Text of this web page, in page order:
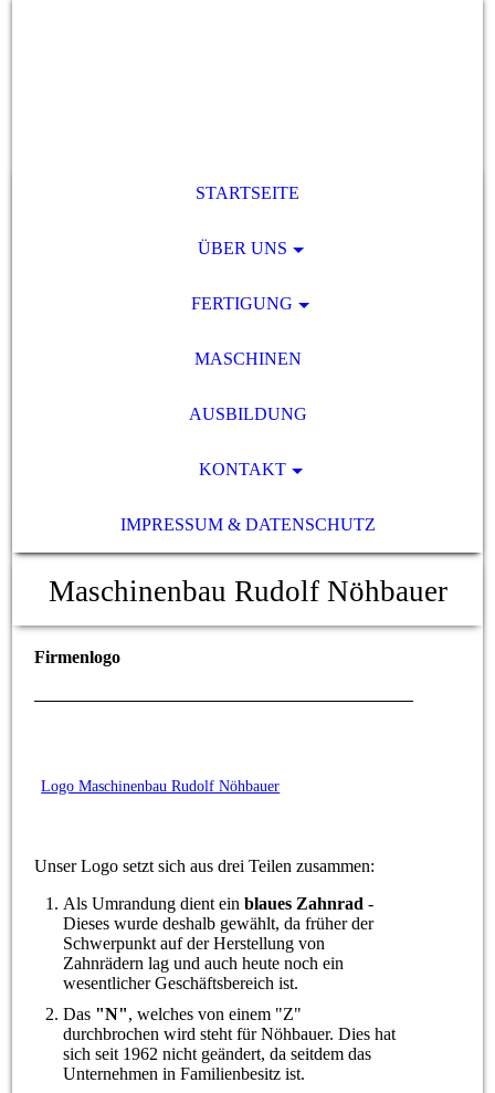
STARTSEITE
ÜBER UNS
FERTIGUNG
MASCHINEN
AUSBILDUNG
KONTAKT
IMPRESSUM & DATENSCHUTZ
Maschinenbau Rudolf Nöhbauer
Firmenlogo
Logo Maschinenbau Rudolf Nöhbauer
Unser Logo setzt sich aus drei Teilen zusammen:
Als Umrandung dient einblaues Zahnrad -
Dieses wurde deshalb gewählt, da früher der
Schwerpunkt auf der Herstellung von
Zahnrädern lag und auch heute noch ein
wesentlicher Geschäftsbereich ist.
Das "N", welches von einem "Z"
durchbrochen wird steht für Nöhbauer. Dies hat
sich seit 1962 nicht geändert, da seitdem das
Unternehmen in Familienbesitz ist.